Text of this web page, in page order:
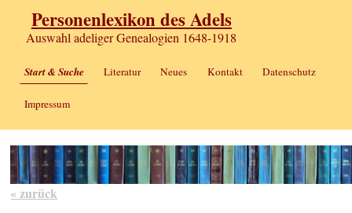
Personenlexikon des Adels
Auswahl adeliger Genealogien 1648-1918
Start & Suche Literatur Neues Kontakt Datenschutz
Impressum
« zurück